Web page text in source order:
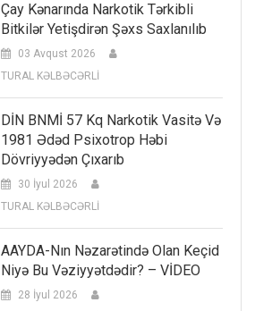
Çay Kənarında Narkotik Tərkibli
Bitkilər Yetişdirən Şəxs Saxlanılıb
03 Avqust 2026
TURAL KƏLBƏCƏRLİ
DİN BNMİ 57 Kq Narkotik Vasitə Və
1981 Ədəd Psixotrop Həbi
Dövriyyədən Çıxarıb
30 İyul 2026
TURAL KƏLBƏCƏRLİ
AAYDA-Nın Nəzarətində Olan Keçid
Niyə Bu Vəziyyətdədir? – VİDEO
28 İyul 2026